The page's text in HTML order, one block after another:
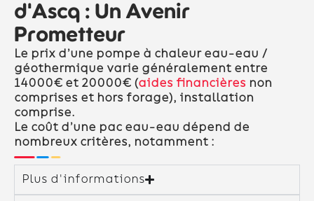
d'Ascq : Un Avenir
Prometteur
Le prix d’une pompe à chaleur eau-eau /
géothermique varie généralement entre
14000€ et 20000€ (aides financières non
comprises et hors forage), installation
comprise.
Le coût d’une pac eau-eau dépend de
nombreux critères, notamment :
Plus d'informations